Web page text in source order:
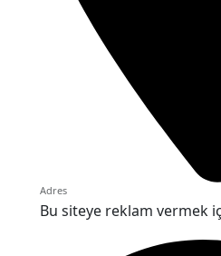
Adres
Bu siteye reklam vermek